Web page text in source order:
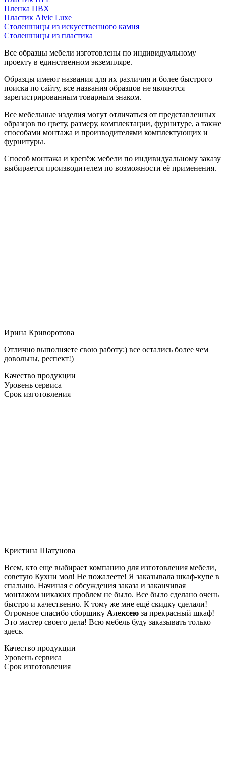
Пленка ПВХ
Пластик Alvic Luxe
Столешницы из искусственного камня
Столешницы из пластика
Все образцы мебели изготовлены по индивидуальному
проекту в единственном экземпляре.
Образцы имеют названия для их различия и более быстрого
поиска по сайту, все названия образцов не являются
зарегистрированным товарным знаком.
Все мебельные изделия могут отличаться от представленных
образцов по цвету, размеру, комплектации, фурнитуре, а также
способами монтажа и производителями комплектующих и
фурнитуры.
Способ монтажа и крепёж мебели по индивидуальному заказу
выбирается производителем по возможности её применения.
Ирина Криворотова
Отлично выполняете свою работу:) все остались более чем
довольны, респект!)
Качество продукции
Уровень сервиса
Срок изготовления
Кристина Шатунова
Всем, кто еще выбирает компанию для изготовления мебели,
советую Кухни мол! Не пожалеете! Я заказывала шкаф-купе в
спальню. Начиная с обсуждения заказа и заканчивая
монтажом никаких проблем не было. Все было сделано очень
быстро и качественно. К тому же мне ещё скидку сделали!
Огромное спасибо сборщику Алексею за прекрасный шкаф!
Это мастер своего дела! Всю мебель буду заказывать только
здесь.
Качество продукции
Уровень сервиса
Срок изготовления